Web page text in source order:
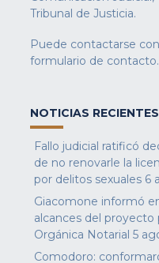
Tribunal de Justicia.
Puede contactarse
formulario de contacto.
NOTICIAS RECIENTES
Fallo judicial ratificó
de no renovarle la
por delitos sexuales 6
Giacomone informó
alcances del proyecto
Orgánica Notarial 5
Comodoro: